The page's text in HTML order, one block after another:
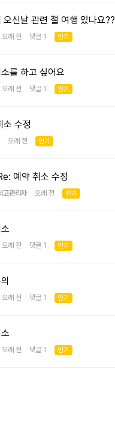
오신날 관련 절 여행 있나요??
오래 전 댓글 1 인기
를 하고 싶어요
오래 전 댓글 1 인기
소 수정
오래 전 인기
예약 취소 수정
고관리자 오래 전 인기
오래 전 댓글 1 인기
오래 전 댓글 1 인기
오래 전 댓글 1 인기